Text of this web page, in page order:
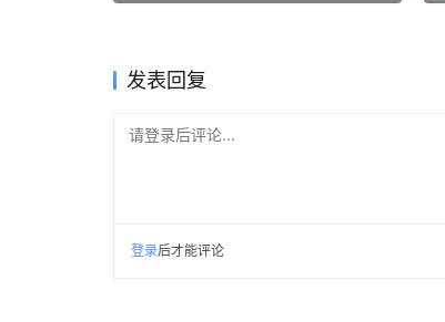
站在马斯克的位置上看，你 Python 什么
评论区里也不止有段子手。有人认真贴
发表回复
请登录后评论...
登录后才能评论